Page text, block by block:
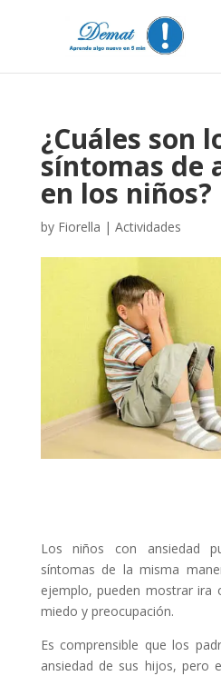
¿Cuáles son
síntomas de
en los niños?
by Fiorella | Actividades
Los niños con ansiedad
síntomas de la misma
ejemplo, pueden mostrar ira
miedo y preocupación.
Es comprensible que los
ansiedad de sus hijos, pero